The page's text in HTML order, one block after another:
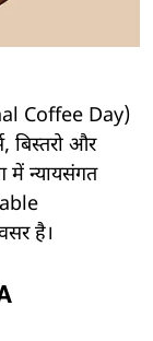
Coffee Day)
बिस्तरो और
में न्यायसंगत
है।